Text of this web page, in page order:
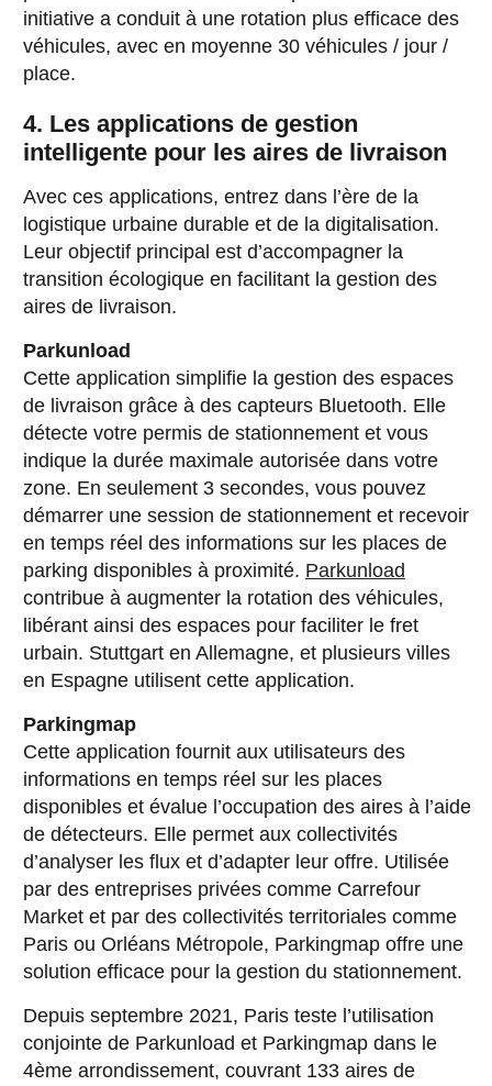
initiative a conduit à une rotation plus efficace des
véhicules, avec en moyenne 30 véhicules / jour /
place.
4. Les applications de gestion
intelligente pour les aires de livraison
Avec ces applications, entrez dans l’ère de la
logistique urbaine durable et de la digitalisation.
Leur objectif principal est d’accompagner la
transition écologique en facilitant la gestion des
aires de livraison.
Parkunload
Cette application simplifie la gestion des espaces
de livraison grâce à des capteurs Bluetooth. Elle
détecte votre permis de stationnement et vous
indique la durée maximale autorisée dans votre
zone. En seulement 3 secondes, vous pouvez
démarrer une session de stationnement et recevoir
en temps réel des informations sur les places de
parking disponibles à proximité. Parkunload
contribue à augmenter la rotation des véhicules,
libérant ainsi des espaces pour faciliter le fret
urbain. Stuttgart en Allemagne, et plusieurs villes
en Espagne utilisent cette application.
Parkingmap
Cette application fournit aux utilisateurs des
informations en temps réel sur les places
disponibles et évalue l’occupation des aires à l’aide
de détecteurs. Elle permet aux collectivités
d’analyser les flux et d’adapter leur offre. Utilisée
par des entreprises privées comme Carrefour
Market et par des collectivités territoriales comme
Paris ou Orléans Métropole, Parkingmap offre une
solution efficace pour la gestion du stationnement.
Depuis septembre 2021, Paris teste l’utilisation
conjointe de Parkunload et Parkingmap dans le
4ème arrondissement, couvrant 133 aires de